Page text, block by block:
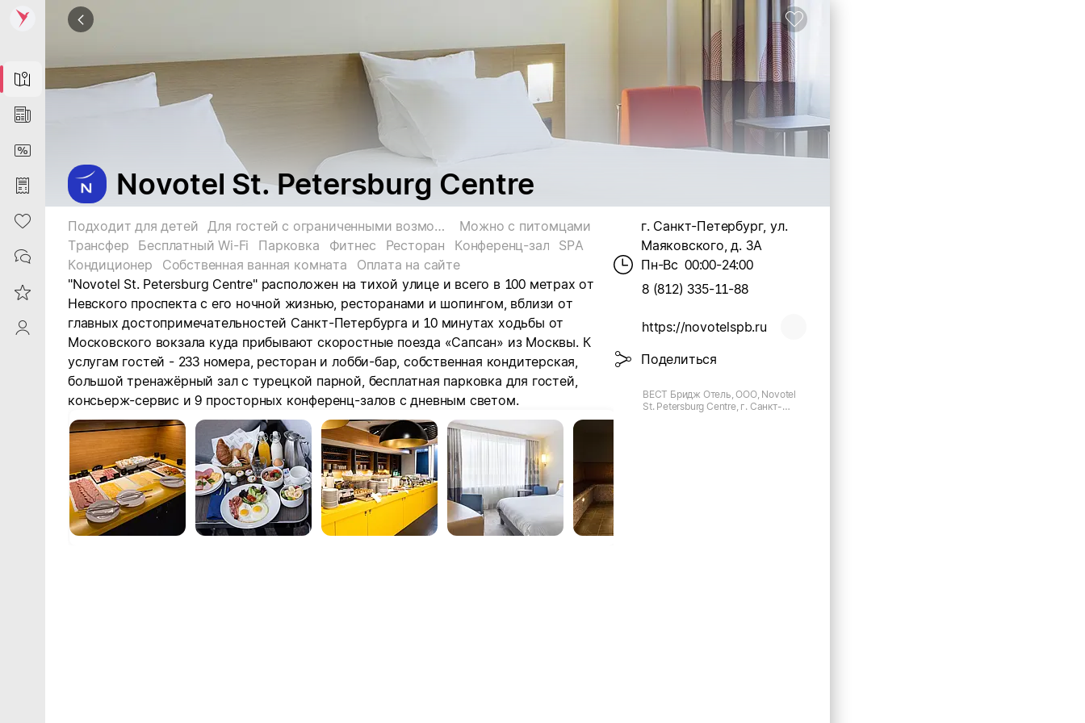
Map
News
DiscountCard
Purchases
Heart
Contacts
Reviews
ProfileSaby
Novotel St. Petersburg Centre
Подходит для детей Для гостей с ограниченными возможностями
Можно с питомцами
Трансфер
Бесплатный Wi-Fi Парковка Фитнес Ресторан Конференц-зал
SPA
Кондиционер
Собственная ванная комната
Оплата на сайте
"Novotel St. Petersburg Centre" расположен на тихой улице и всего в 100 метрах от
Невского проспекта с его ночной жизнью, ресторанами и шопингом, вблизи от
главных достопримечательностей Санкт-Петербурга и 10 минутах ходьбы от
Московского вокзала куда прибывают скоростные поезда «Сапсан» из Москвы. К
услугам гостей - 233 номера, ресторан и лобби-бар, собственная кондитерская,
большой тренажёрный зал с турецкой парной, бесплатная парковка для гостей,
консьерж-сервис и 9 просторных конференц-залов с дневным светом.
г. Санкт-Петербург, ул.
Маяковского, д. 3А
Пн-Вс 00:00-24:00
8 (812) 335-11-88
https://novotelspb.ru
Поделиться
ВЕСТ Бридж Отель, ООО, Novotel
St. Petersburg Centre, г. Санкт-